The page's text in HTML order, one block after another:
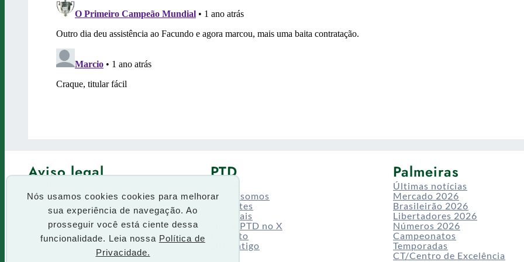
Nós usamos cookies cookies para melhorar
sua experiência de navegação. Ao
prosseguir você está ciente dessa
funcionalidade. Leia nossa Política de
Privacidade.
Aviso legal
Termos de uso
PTD
Quem somos
Enquetes
Especiais
Siga o PTD no X
Contato
Site antigo
Palmeiras
Últimas notícias
Mercado 2026
Brasileirão 2026
Libertadores 2026
Números 2026
Campeonatos
Temporadas
CT/Centro de Excelência